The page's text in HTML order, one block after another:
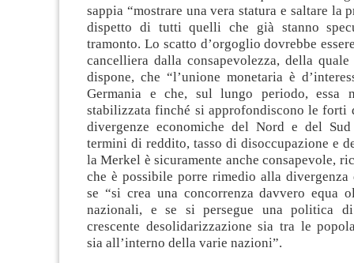
sappia “mostrare una vera statura e saltare la
dispetto di tutti quelli che già stanno
tramonto. Lo scatto d’orgoglio dovrebbe
cancelliera dalla consapevolezza, della quale
dispone, che “l’unione monetaria è
Germania e che, sul lungo periodo, essa
stabilizzata finché si approfondiscono le forti
divergenze economiche del Nord e del
termini di reddito, tasso di disoccupazione e
la Merkel è sicuramente anche consapevole,
che è possibile porre rimedio alla
se “si crea una concorrenza davvero equa
nazionali, e se si persegue una politica
crescente desolidarizzazione sia tra le
sia all’interno della varie nazioni”.